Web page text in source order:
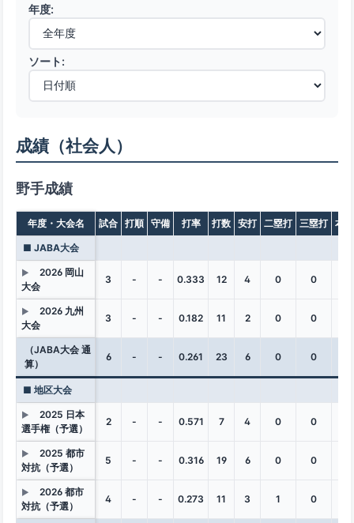
年度:
ソート:
成績（社会人）
野手成績
年度・大会名 試合 打順 守備 打率 打数 安打 二塁打 三塁打 本
■ JABA大会
▶
2026 岡山
大会
3 - - 0.333 12 4 0 0
▶
2026 九州
大会
3 - - 0.182 11 2 0 0
（JABA大会 通
算）
6 - - 0.261 23 6 0 0
■ 地区大会
▶
2025 日本
選手権（予選）
2 - - 0.571 7 4 0 0
▶
2025 都市
対抗（予選）
5 - - 0.316 19 6 0 0
▶
2026 都市
対抗（予選）
4 - - 0.273 11 3 1 0